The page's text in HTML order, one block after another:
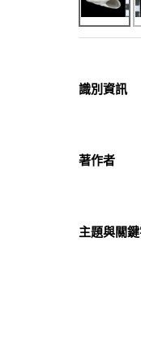
識別資訊
著作者
主題與關